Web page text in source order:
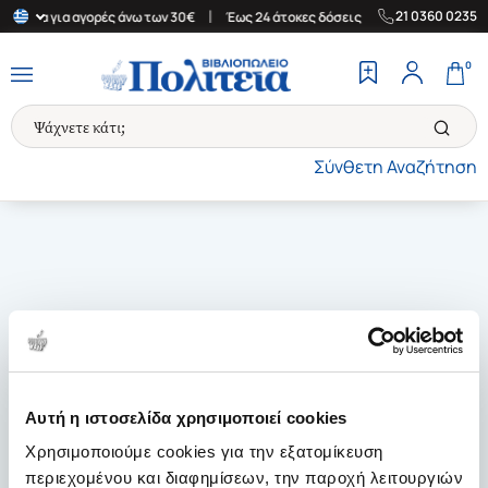
Αυτή η ιστοσελίδα χρησιμοποιεί cookies
Χρησιμοποιούμε cookies για την εξατομίκευση
περιεχομένου και διαφημίσεων, την παροχή λειτουργιών
για αγορές άνω των 30€ Έως 24 άτοκες δόσεις | Δωρεάν
21 0360 0235
Σύνθετη Αναζήτηση
0